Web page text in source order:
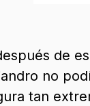
de
no
tan